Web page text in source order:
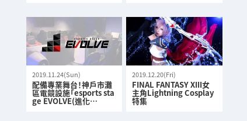
2019.11.24(Sun)
配備專業舞台！神戶市灘
區電競設施「esports sta
ge EVOLVE(進化…
2019.12.20(Fri)
FINAL FANTASY XIII女
主角Lightning Cosplay
特集